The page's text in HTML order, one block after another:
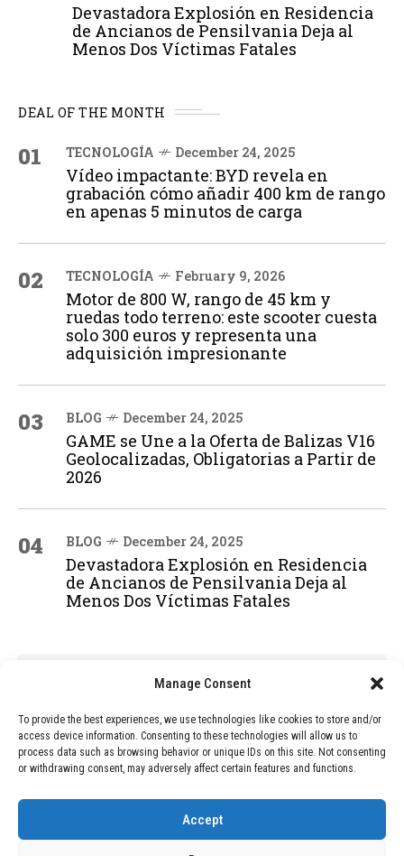
Manage Consent
To provide the best experiences, we use technologies like cookies to store and/or
access device information. Consenting to these technologies will allow us to
process data such as browsing behavior or unique IDs on this site. Not consenting
or withdrawing consent, may adversely affect certain features and functions.
Accept
Devastadora Explosión en Residencia
de Ancianos de Pensilvania Deja al
Menos Dos Víctimas Fatales
DEAL OF THE MONTH
01 TECNOLOGÍA December 24, 2025
Vídeo impactante: BYD revela en
grabación cómo añadir 400 km de rango
en apenas 5 minutos de carga
02 TECNOLOGÍA February 9, 2026
Motor de 800 W, rango de 45 km y
ruedas todo terreno: este scooter cuesta
solo 300 euros y representa una
adquisición impresionante
03 BLOG December 24, 2025
GAME se Une a la Oferta de Balizas V16
Geolocalizadas, Obligatorias a Partir de
2026
04 BLOG December 24, 2025
Devastadora Explosión en Residencia
de Ancianos de Pensilvania Deja al
Menos Dos Víctimas Fatales